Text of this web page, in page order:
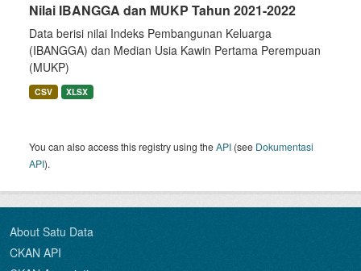
Nilai IBANGGA dan MUKP Tahun 2021-2022
Data berisi nilai Indeks Pembangunan Keluarga
(IBANGGA) dan Median Usia Kawin Pertama Perempuan
(MUKP)
CSV XLSX
You can also access this registry using theAPI (see Dokumentasi
API).
About Satu Data
CKAN API